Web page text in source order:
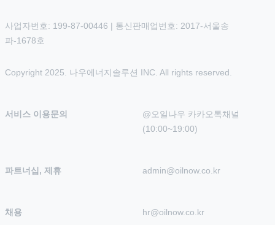
사업자번호: 199-87-00446 | 통신판매업번호: 2017-서울송
파-1678호
Copyright 2025. 나우에너지솔루션 INC. All rights reserved.
서비스 이용문의
@오일나우 카카오톡채널
(10:00~19:00)
파트너십, 제휴 admin@oilnow.co.kr
채용 hr@oilnow.co.kr